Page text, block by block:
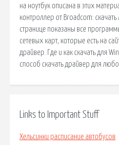
на ноутбук описана в этих
контроллер от Broadcom: скачать
странице показаны все
сетевых карт, которые есть на
драйвер. Где и как скачать для
способ скачать драйвер для
Links to Important Stuff
Хельсинки расписание автобусов